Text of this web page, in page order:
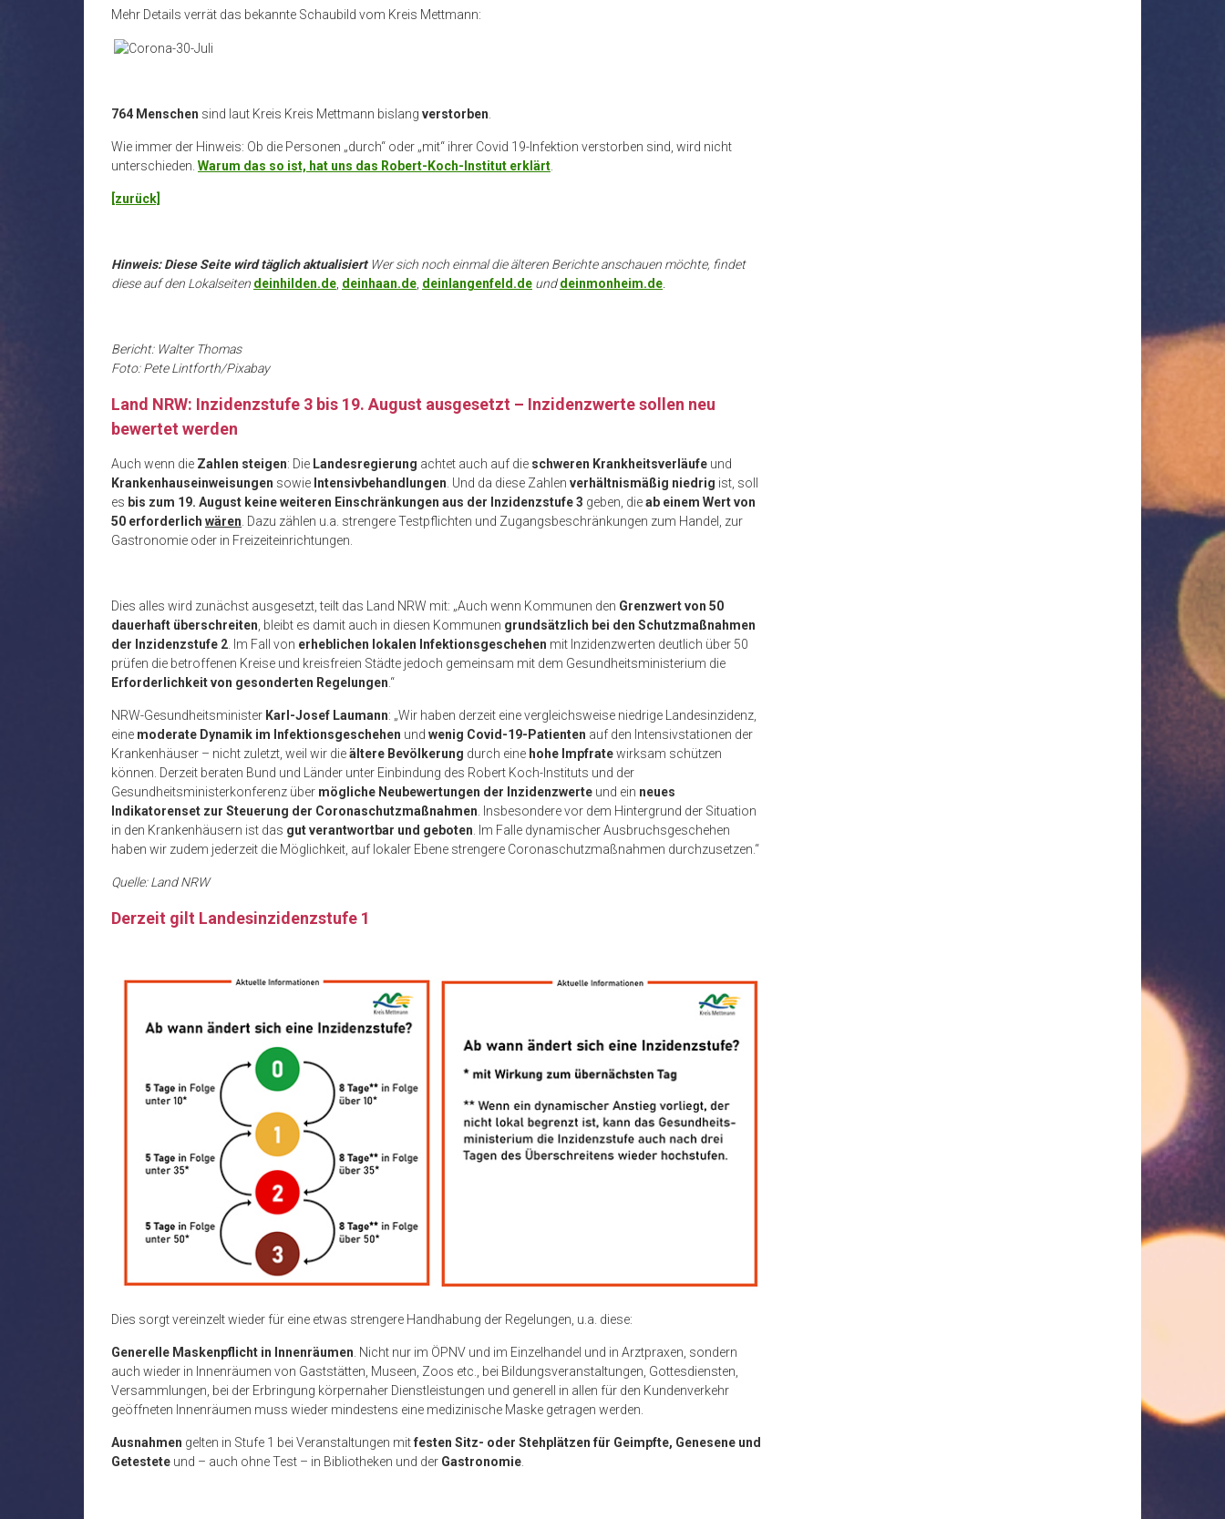
Mehr Details verrät das bekannte Schaubild vom Kreis Mettmann:
764 Menschen sind laut Kreis Kreis Mettmann bislang verstorben
Wie immer der Hinweis: Ob die Personen „durch“ oder „mit“ ihrer Covid 19-Infektion verstorben sind, wird nicht
unterschieden. Warum das so ist, hat uns das Robert-Koch-Institut erklärt
[zurück]
Hinweis: Diese Seite wird täglich aktualisiert Wer sich noch einmal die älteren Berichte anschauen möchte, findet
diese auf den Lokalseiten deinhilden.de deinhaan.de deinlangenfeld.de unddeinmonheim.de
Bericht: Walter Thomas
Foto: Pete Lintforth/Pixabay
Land NRW: Inzidenzstufe 3 bis 19. August ausgesetzt – Inzidenzwerte sollen neu
bewertet werden
Auch wenn die Zahlen steigen: Die Landesregierung achtet auch auf die schweren Krankheitsverläufe und
Krankenhauseinweisungen sowie Intensivbehandlungen . Und da diese Zahlen verhältnismäßig niedrig ist, soll
es bis zum 19. August keine weiteren Einschränkungen aus der Inzidenzstufe 3 geben, dieab einem Wert von
50 erforderlich wären . Dazu zählen u.a. strengere Testpflichten und Zugangsbeschränkungen zum Handel, zur
Gastronomie oder in Freizeiteinrichtungen.
Dies alles wird zunächst ausgesetzt, teilt das Land NRW mit: „Auch wenn Kommunen den Grenzwert von 50
dauerhaft überschreiten , bleibt es damit auch in diesen Kommunen grundsätzlich bei den Schutzmaßnahmen
der Inzidenzstufe 2 . Im Fall von erheblichen lokalen Infektionsgeschehen mit Inzidenzwerten deutlich über 50
prüfen die betroffenen Kreise und kreisfreien Städte jedoch gemeinsam mit dem Gesundheitsministerium die
Erforderlichkeit von gesonderten Regelungen .“
NRW-Gesundheitsminister Karl-Josef Laumann: „Wir haben derzeit eine vergleichsweise niedrige Landesinzidenz,
eine moderate Dynamik im Infektionsgeschehen und wenig Covid-19-Patienten auf den Intensivstationen der
Krankenhäuser – nicht zuletzt, weil wir dieältere Bevölkerung durch eine hohe Impfratewirksam schützen
können. Derzeit beraten Bund und Länder unter Einbindung des Robert Koch-Instituts und der
Gesundheitsministerkonferenz über mögliche Neubewertungen der Inzidenzwerte und ein neues
Indikatorenset zur Steuerung der Coronaschutzmaßnahmen . Insbesondere vor dem Hintergrund der Situation
in den Krankenhäusern ist das gut verantwortbar und geboten . Im Falle dynamischer Ausbruchsgeschehen
haben wir zudem jederzeit die Möglichkeit, auf lokaler Ebene strengere Coronaschutzmaßnahmen durchzusetzen.“
Quelle: Land NRW
Derzeit gilt Landesinzidenzstufe 1
Dies sorgt vereinzelt wieder für eine etwas strengere Handhabung der Regelungen, u.a. diese:
Generelle Maskenpflicht in Innenräumen . Nicht nur im ÖPNV und im Einzelhandel und in Arztpraxen, sondern
auch wieder in Innenräumen von Gaststätten, Museen, Zoos etc., bei Bildungsveranstaltungen, Gottesdiensten,
Versammlungen, bei der Erbringung körpernaher Dienstleistungen und generell in allen für den Kundenverkehr
geöffneten Innenräumen muss wieder mindestens eine medizinische Maske getragen werden.
Ausnahmen gelten in Stufe 1 bei Veranstaltungen mitfesten Sitz- oder Stehplätzen für Geimpfte, Genesene und
Getestete und – auch ohne Test – in Bibliotheken und der Gastronomie